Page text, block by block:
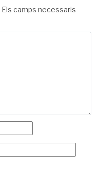
Els camps necessaris